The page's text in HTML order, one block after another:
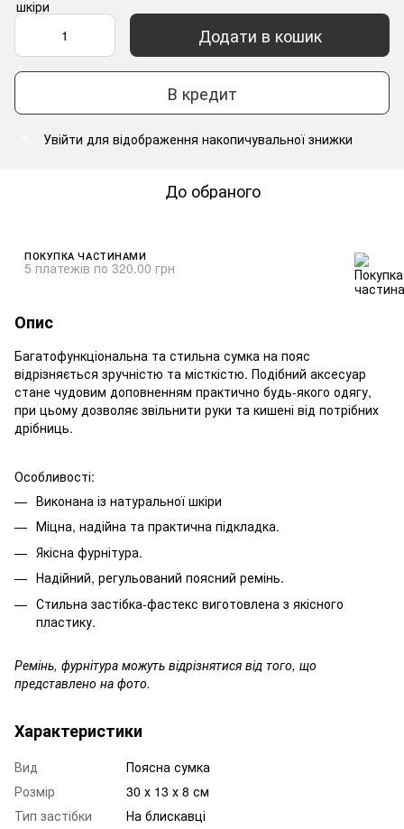
Додати в кошик
В кредит
Увійти для відображення накопичувальної знижки
До обраного
ПОКУПКА ЧАСТИНАМИ
5 платежів по 320.00 грн
Опис
Багатофункціональна та стильна сумка на пояс
відрізняється зручністю та місткістю. Подібний аксесуар
стане чудовим доповненням практично будь-якого одягу,
при цьому дозволяє звільнити руки та кишені від потрібних
дрібниць.
Особливості:
Виконана із натуральної шкіри
Міцна, надійна та практична підкладка.
Якісна фурнітура.
Надійний, регульований поясний ремінь.
Стильна застібка-фастекс виготовлена з якісного
пластику.
Ремінь, фурнітура можуть відрізнятися від того, що
представлено на фото.
Характеристики
Вид
Поясна сумка
Розмір
30 х 13 х 8 см
Тип застібки
На блискавці